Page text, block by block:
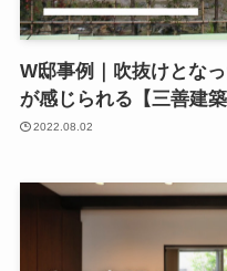
W邸事例｜吹抜けとな
が感じられる【三善建築
2022.08.02